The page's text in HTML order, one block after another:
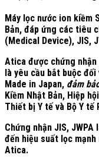
Máy lọc nước ion kiềm
Bản, đáp ứng các tiêu
(Medical Device), JIS,
Atica được chứng
là yêu cầu bắt buộc
Made in Japan, đảm
Kiềm Nhật Bản, Hiệp
Thiết bị Y tế và Bộ Y tế
Chứng nhận JIS,
đến hiệu suất lọc
Atica.